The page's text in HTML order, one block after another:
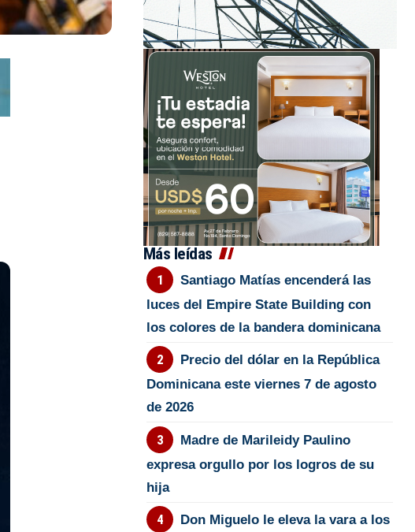
Más leídas
Santiago Matías encenderá las
luces del Empire State Building con
los colores de la bandera dominicana
Precio del dólar en la República
Dominicana este viernes 7 de agosto
de 2026
Madre de Marileidy Paulino
expresa orgullo por los logros de su
hija
Don Miguelo le eleva la vara a los